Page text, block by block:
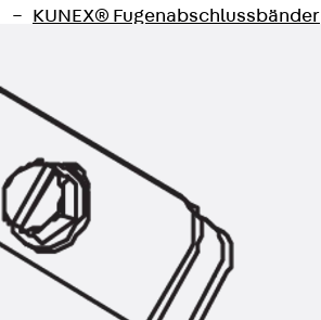
KUNEX® Fugenabschlussbänder
KUNEX® Sternrohr
KUNEX® Mauerkragen
KUNEX® ABS Abschalelemente
Fugenbänder Zubehör
Fugenbleche
Zurück
Fugenbleche
PENTAFLEX KB®
PENTAFLEX KB® Agrar